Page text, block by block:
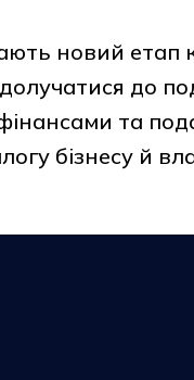
новий етап
до
та
бізнесу й